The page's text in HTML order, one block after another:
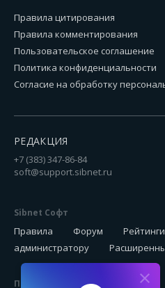
Правила цитирования
Правила комментирования
Пользовательское соглашение
Политика конфиденциальности
Согласие на обработку
РЕДАКЦИЯ
+7 (383) 347-86-84
soft@support.sibnet.ru
Sibnet Софт
Правила Форум Рейтинги
администратору
Подписаться на новинки